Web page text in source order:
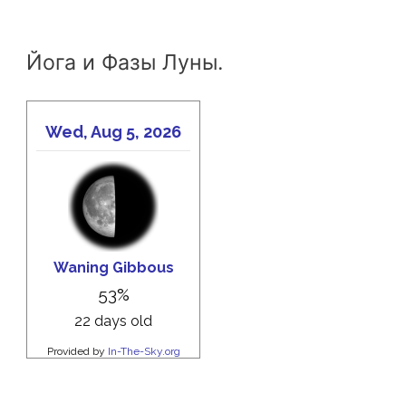
Йога и Фазы Луны.